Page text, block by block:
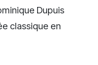
Dupuis
classique en